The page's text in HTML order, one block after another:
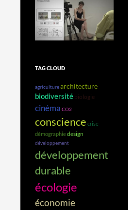
TAG CLOUD
agriculturearchitecture
biodiversité biologie
cinéma CO2
conscience crise
démographiedesign
développement
développement
durable
écologie
économie